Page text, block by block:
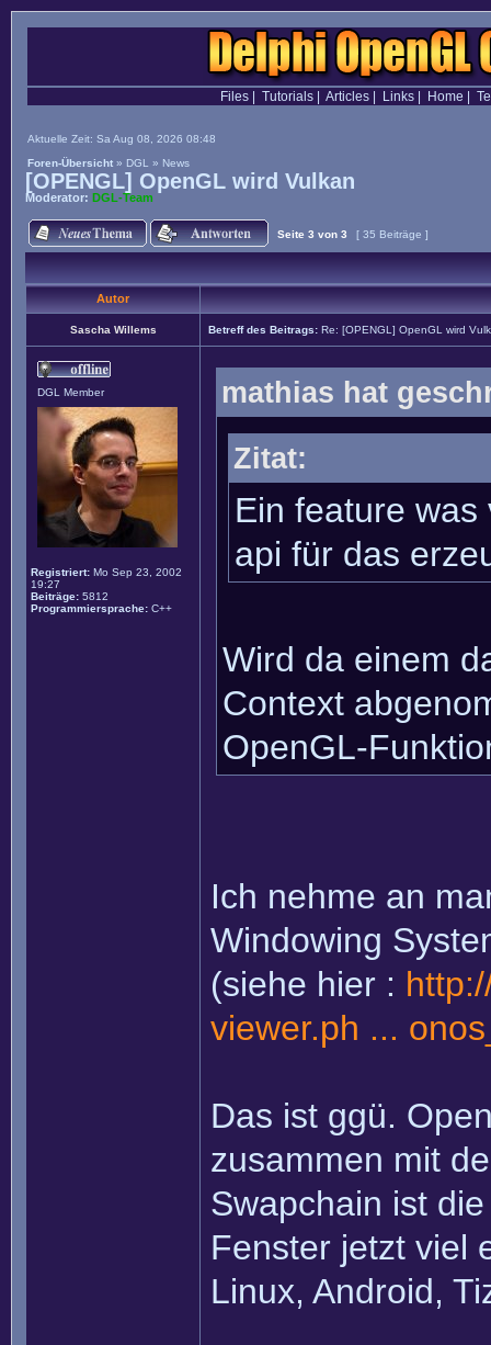
Files| Tutorials| Articles| Links| Home
Aktuelle Zeit: Sa Aug 08, 2026 08:48
Foren-Übersicht » DGL » News
[OPENGL] OpenGL wird Vulkan
Moderator: DGL-Team
Seite 3 von 3 [ 35 Beiträge ]
Autor
Sascha Willems Betreff des Beitrags: Re: [OPENGL] OpenGL wird
DGL Member
Registriert: Mo Sep 23, 2002
19:27
Beiträge: 5812
Programmiersprache: C++
mathias hat
Zitat:
Ein feature
api für das
Wird da einem
Context
OpenGL-
Ich nehme an
Windowing
(siehe hier :
viewer.ph ...
Das ist ggü.
zusammen mit
Swapchain ist
Fenster jetzt viel
Linux, Android,